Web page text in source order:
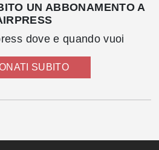
UN ABBONAMENTO A
dove e quando vuoi
SUBITO